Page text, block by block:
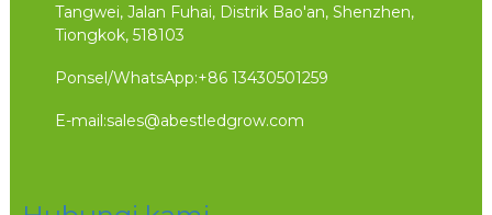
Tangwei, Jalan Fuhai, Distrik Bao'an, Shenzhen,
Tiongkok, 518103
Ponsel/WhatsApp:+86 13430501259
E-mail:sales@abestledgrow.com